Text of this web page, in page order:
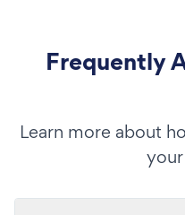
Frequently
Learn more about